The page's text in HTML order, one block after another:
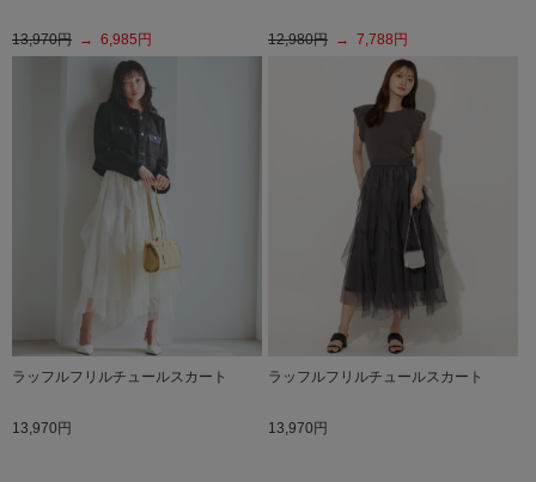
13,970円 → 6,985円 12,980円 → 7,788円
ラッフルフリルチュールスカート
13,970円
ラッフルフリルチュールスカート
13,970円